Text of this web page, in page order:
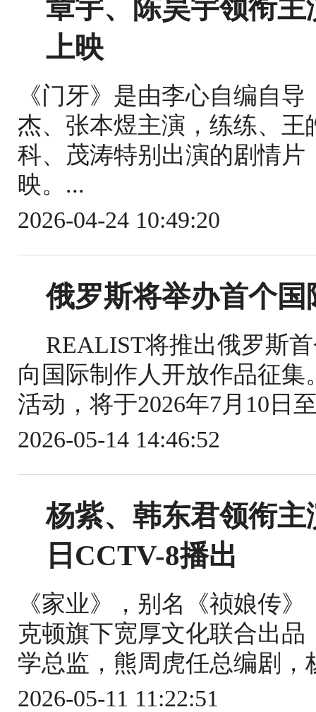
章宇、陈昊宇领衔
上映
《门牙》是由李心自编自
杰、张本煜主演，练练、
科、茂涛特别出演的剧情片
映。...
2026-04-24 10:49:20
俄罗斯将举办首个
REALIST将推出俄罗斯
向国际制作人开放作品征
活动，将于2026年7月10日
2026-05-14 14:46:52
杨紫、韩东君领衔
日CCTV-8播出
《家业》，别名《祯娘传
克顿旗下宽厚文化联合出
学总监，熊周虎任总编剧
2026-05-11 11:22:51